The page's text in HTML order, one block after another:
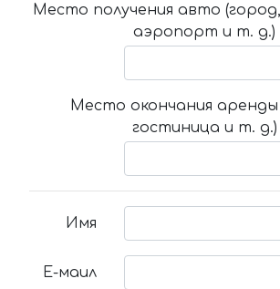
Место получения авто
аэропорт и т. д.)
Место окончания аренды
гостиница и т. д.)
Имя
Е-маил